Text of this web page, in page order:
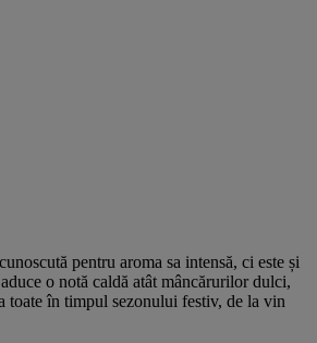
pentru aroma sa intensă, ci este și
o notă caldă atât mâncărurilor dulci,
toate în timpul sezonului festiv, de la vin